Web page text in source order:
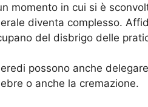
momento in cui si è
diventa complesso.
del disbrigo delle
possono anche
o anche la cremazione.